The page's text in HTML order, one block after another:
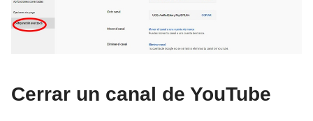
Cerrar un canal de YouTube